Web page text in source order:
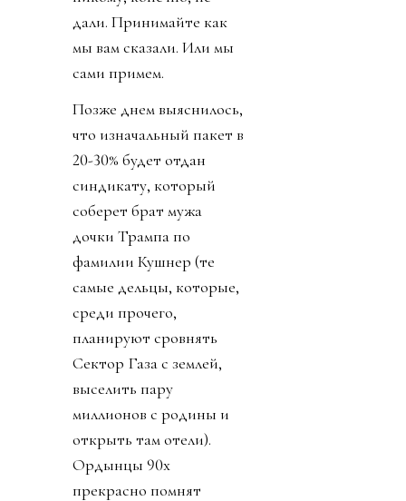
дали. Принимайте как
мы вам сказали. Или мы
сами примем.
Позже днем выяснилось,
что изначальный пакет в
20-30% будет отдан
синдикату, который
соберет брат мужа
дочки Трампа по
фамилии Кушнер (те
самые дельцы, которые,
среди прочего,
планируют сровнять
Сектор Газа с землей,
выселить пару
миллионов с родины и
открыть там отели).
Ордынцы 90х
прекрасно помнят